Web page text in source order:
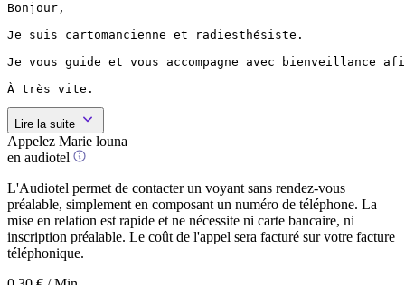
Bonjour,
Je suis cartomancienne et radiesthésiste.
Je vous guide et vous accompagne avec
À très vite.
Lire la suite
Appelez Marie louna
en audiotel
L'Audiotel permet de contacter un voyant sans rendez-vous
préalable, simplement en composant un numéro de téléphone. La
mise en relation est rapide et ne nécessite ni carte bancaire, ni
inscription préalable. Le coût de l'appel sera facturé sur votre facture
téléphonique.